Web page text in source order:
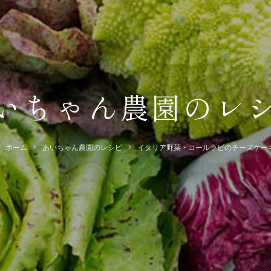
ちゃん農園のレ
ホーム あいちゃん農園のレシピ イタリア野菜・コールラビのチーズケー